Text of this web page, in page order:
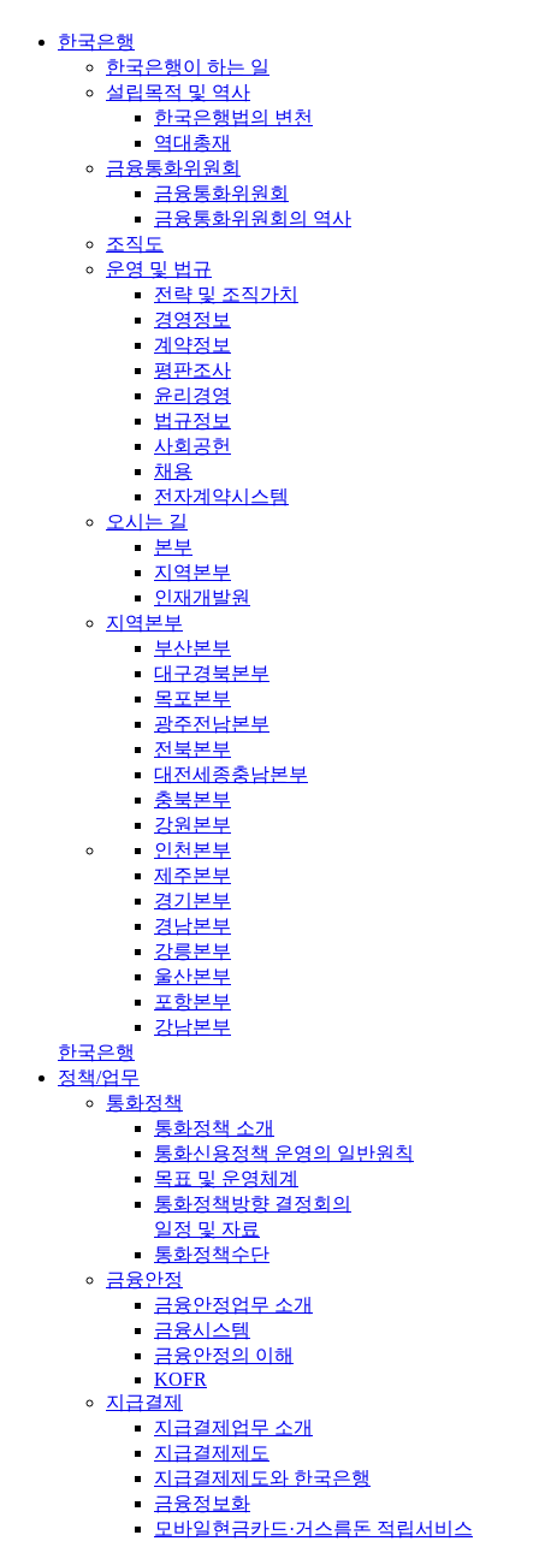
한국은행
한국은행이 하는 일
설립목적 및 역사
한국은행법의 변천
역대총재
금융통화위원회
금융통화위원회
금융통화위원회의 역사
조직도
운영 및 법규
전략 및 조직가치
경영정보
계약정보
평판조사
윤리경영
법규정보
사회공헌
채용
전자계약시스템
오시는 길
본부
지역본부
인재개발원
지역본부
부산본부
대구경북본부
목포본부
광주전남본부
전북본부
대전세종충남본부
충북본부
강원본부
인천본부
제주본부
경기본부
경남본부
강릉본부
울산본부
포항본부
강남본부
한국은행
정책/업무
통화정책
통화정책 소개
통화신용정책 운영의 일반원칙
목표 및 운영체계
통화정책방향 결정회의
일정 및 자료
통화정책수단
금융안정
금융안정업무 소개
금융시스템
금융안정의 이해
KOFR
지급결제
지급결제업무 소개
지급결제제도
지급결제제도와 한국은행
금융정보화
모바일현금카드·거스름돈 적립서비스